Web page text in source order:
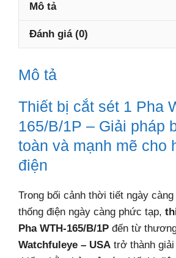
lượng
Mô tả
Đánh giá (0)
Mô tả
Thiết bị cắt sét 1 Pha
165/B/1P – Giải pháp
toàn và mạnh mẽ cho
điện
Trong bối cảnh thời tiết ngày
thống điện ngày càng phức tạp,
Pha WTH-165/B/1P đến từ
Watchfuleye – USA trở thành